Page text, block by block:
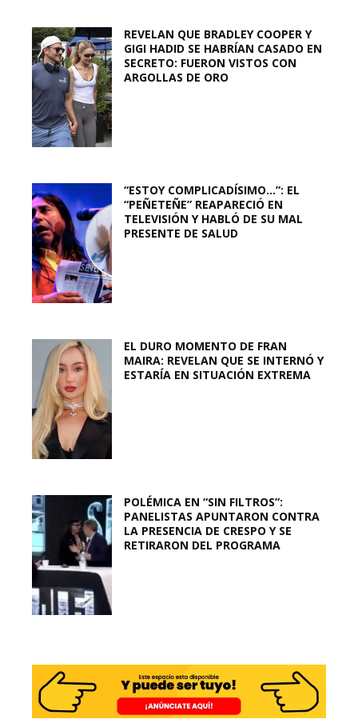
REVELAN QUE BRADLEY COOPER Y
GIGI HADID SE HABRÍAN CASADO EN
SECRETO: FUERON VISTOS CON
ARGOLLAS DE ORO
“ESTOY COMPLICADÍSIMO…”: EL
“PEÑETEÑE” REAPARECIÓ EN
TELEVISIÓN Y HABLÓ DE SU MAL
PRESENTE DE SALUD
EL DURO MOMENTO DE FRAN
MAIRA: REVELAN QUE SE INTERNÓ Y
ESTARÍA EN SITUACIÓN EXTREMA
POLÉMICA EN “SIN FILTROS”:
PANELISTAS APUNTARON CONTRA
LA PRESENCIA DE CRESPO Y SE
RETIRARON DEL PROGRAMA